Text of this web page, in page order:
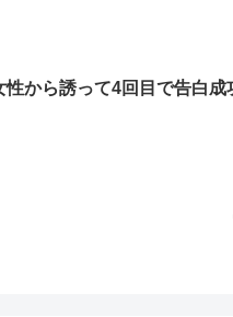
から誘って4回目で告白